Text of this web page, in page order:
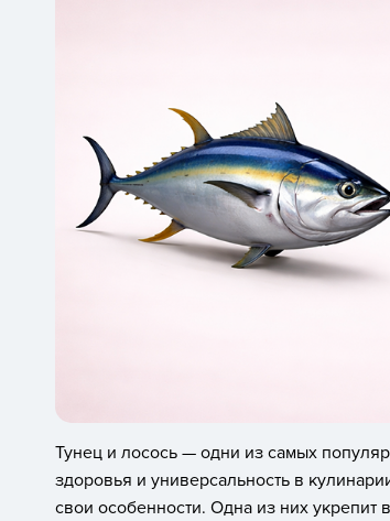
Тунец и лосось — одни из самых
здоровья и универсальность в
свои особенности. Одна из них